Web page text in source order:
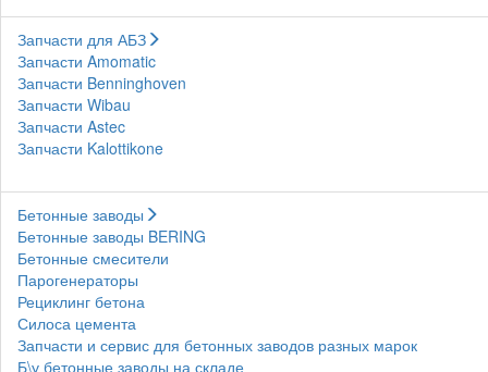
Запчасти для АБЗ
Запчасти Amomatic
Запчасти Benninghoven
Запчасти Wibau
Запчасти Astec
Запчасти Kalottikone
Бетонные заводы
Бетонные заводы BERING
Бетонные смесители
Парогенераторы
Рециклинг бетона
Силоса цемента
Запчасти и сервис для бетонных заводов разных марок
Б\у бетонные заводы на складе